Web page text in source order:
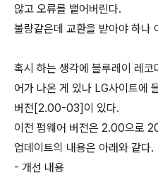
않고 오류를 뱉어버린다.
불량같은데 교환을 받아야 하나
혹시 하는 생각에 블루레이 레
어가 나온 게 있나 LG사이트에
버전[2.00-03]이 있다.
이전 펌웨어 버전은 2.00으로
업데이트의 내용은 아래와 같다.
- 개선 내용